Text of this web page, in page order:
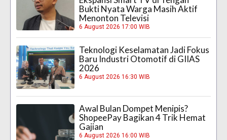
Bukti Nyata Warga Masih Aktif
Menonton Televisi
6 August 2026 17:00 WIB
Teknologi Keselamatan Jadi Fokus
Baru Industri Otomotif di GIIAS
2026
6 August 2026 16:30 WIB
Awal Bulan Dompet Menipis?
ShopeePay Bagikan 4 Trik Hemat
Gajian
6 August 2026 16:00 WIB